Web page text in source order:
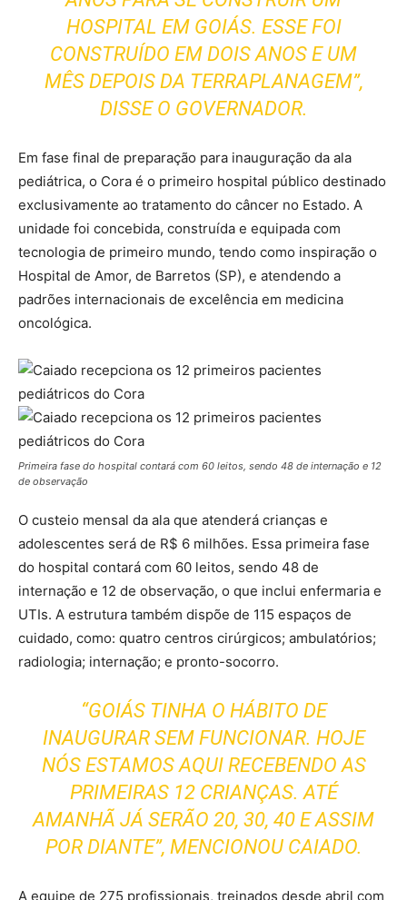
HOSPITAL EM GOIÁS. ESSE FOI
CONSTRUÍDO EM DOIS ANOS E UM
MÊS DEPOIS DA TERRAPLANAGEM”,
DISSE O GOVERNADOR.
Em fase final de preparação para inauguração da ala
pediátrica, o Cora é o primeiro hospital público destinado
exclusivamente ao tratamento do câncer no Estado. A
unidade foi concebida, construída e equipada com
tecnologia de primeiro mundo, tendo como inspiração o
Hospital de Amor, de Barretos (SP), e atendendo a
padrões internacionais de excelência em medicina
oncológica.
Primeira fase do hospital contará com 60 leitos, sendo 48 de internação e 12
de observação
O custeio mensal da ala que atenderá crianças e
adolescentes será de R$ 6 milhões. Essa primeira fase
do hospital contará com 60 leitos, sendo 48 de
internação e 12 de observação, o que inclui enfermaria e
UTIs. A estrutura também dispõe de 115 espaços de
cuidado, como: quatro centros cirúrgicos; ambulatórios;
radiologia; internação; e pronto-socorro.
“GOIÁS TINHA O HÁBITO DE
INAUGURAR SEM FUNCIONAR. HOJE
NÓS ESTAMOS AQUI RECEBENDO AS
PRIMEIRAS 12 CRIANÇAS. ATÉ
AMANHÃ JÁ SERÃO 20, 30, 40 E ASSIM
POR DIANTE”, MENCIONOU CAIADO.
A equipe de 275 profissionais, treinados desde abril com